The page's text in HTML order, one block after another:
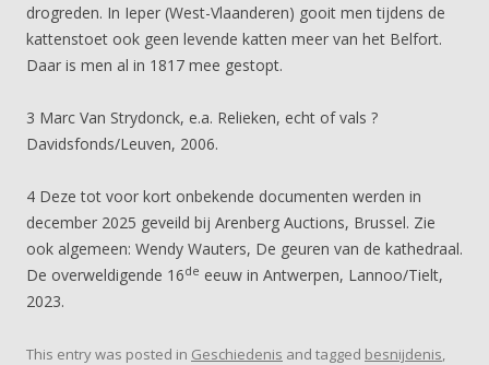
drogreden. In Ieper (West-Vlaanderen) gooit men tijdens de
kattenstoet ook geen levende katten meer van het Belfort.
Daar is men al in 1817 mee gestopt.
3 Marc Van Strydonck, e.a. Relieken, echt of vals ?
Davidsfonds/Leuven, 2006.
4 Deze tot voor kort onbekende documenten werden in
december 2025 geveild bij Arenberg Auctions, Brussel. Zie
ook algemeen: Wendy Wauters, De geuren van de kathedraal.
De overweldigende 16de eeuw in Antwerpen, Lannoo/Tielt,
2023.
This entry was posted in Geschiedenis and tagged besnijdenis,